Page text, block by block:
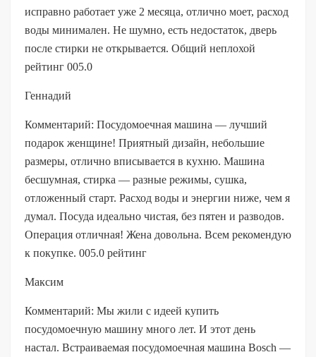
исправно работает уже 2 месяца, отлично моет, расход
воды минимален. Не шумно, есть недостаток, дверь
после стирки не открывается. Общий неплохой
рейтинг 005.0
Геннадий
Комментарий: Посудомоечная машина — лучший
подарок женщине! Приятный дизайн, небольшие
размеры, отлично вписывается в кухню. Машина
бесшумная, стирка — разные режимы, сушка,
отложенный старт. Расход воды и энергии ниже, чем я
думал. Посуда идеально чистая, без пятен и разводов.
Операция отличная! Жена довольна. Всем рекомендую
к покупке. 005.0 рейтинг
Максим
Комментарий: Мы жили с идеей купить
посудомоечную машину много лет. И этот день
настал. Встраиваемая посудомоечная машина Bosch —